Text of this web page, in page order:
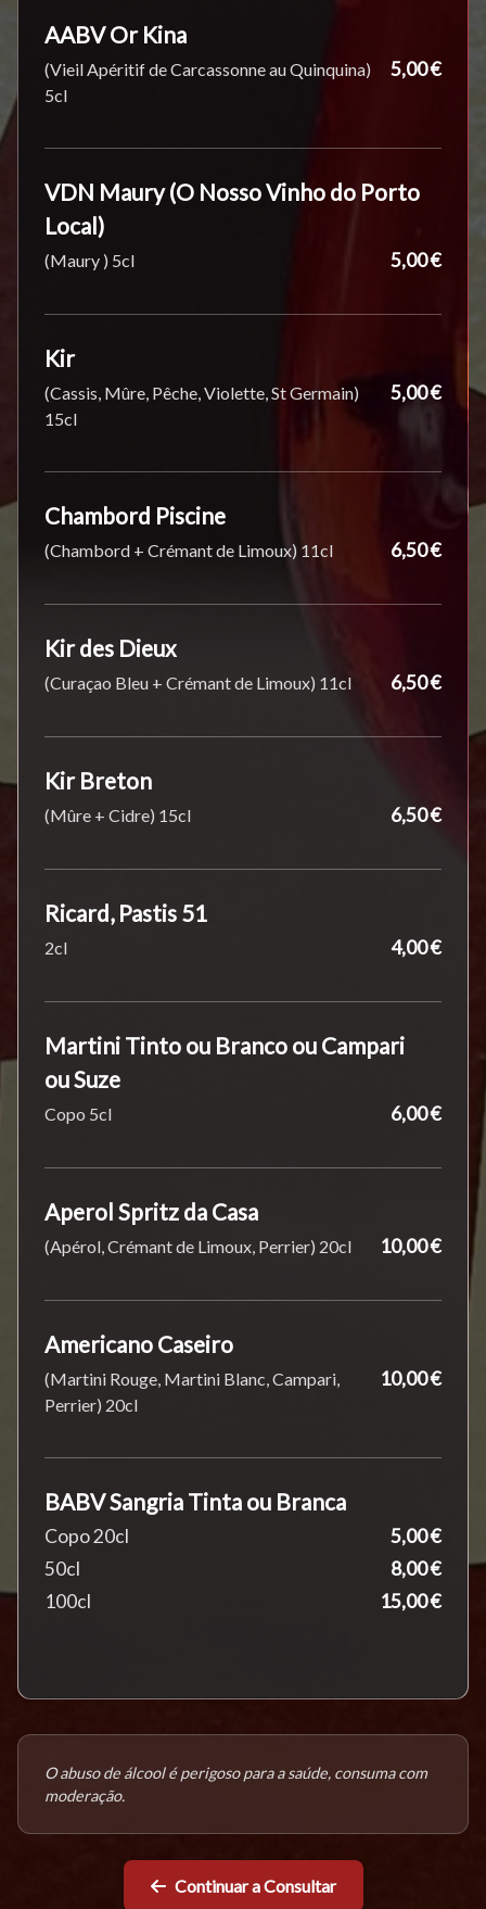
AABV Or Kina
(Vieil Apéritif de Carcassonne au Quinquina)
5cl
5,00 €
VDN Maury (O Nosso Vinho do Porto
Local)
(Maury ) 5cl 5,00 €
Kir
(Cassis, Mûre, Pêche, Violette, St Germain)
15cl
5,00 €
Chambord Piscine
(Chambord + Crémant de Limoux) 11cl 6,50 €
Kir des Dieux
(Curaçao Bleu + Crémant de Limoux) 11cl 6,50 €
Kir Breton
(Mûre + Cidre) 15cl 6,50 €
Ricard, Pastis 51
2cl 4,00 €
Martini Tinto ou Branco ou Campari
ou Suze
Copo 5cl 6,00 €
Aperol Spritz da Casa
(Apérol, Crémant de Limoux, Perrier) 20cl 10,00 €
Americano Caseiro
(Martini Rouge, Martini Blanc, Campari,
Perrier) 20cl
10,00 €
BABV Sangria Tinta ou Branca
Copo 20cl
5,00 €
50cl
8,00 €
100cl
15,00 €
O abuso de álcool é perigoso para a saúde, consuma com
moderação.
Continuar a Consultar